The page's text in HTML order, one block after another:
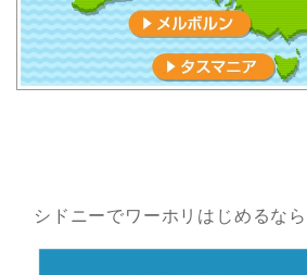
シドニーでワーホリはじめるなら